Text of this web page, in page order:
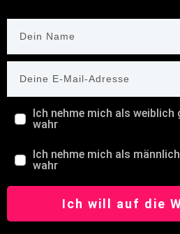
Ich nehme mich als weiblich
wahr
Ich nehme mich als
wahr
Ich will auf die